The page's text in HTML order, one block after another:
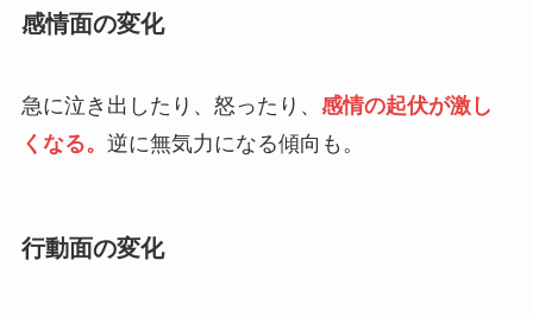
感情面の変化
急に泣き出したり、怒ったり、 感情の起伏が激し
くなる。 逆に無気力になる傾向も。
行動面の変化